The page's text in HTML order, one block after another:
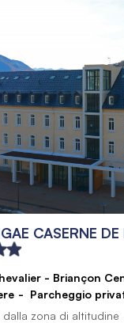
CASERNE
- Briançon
Parcheggio
zona di altitudine